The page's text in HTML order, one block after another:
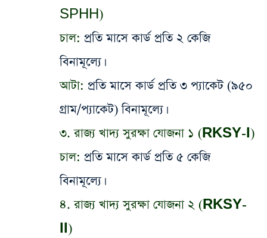
SPHH)
চাল: প্রতি মাসে কার্ড প্রতি ২ কেজি
বিনামূল্যে।
আটা: প্রতি মাসে কার্ড প্রতি ৩ প্যাকেট (৯৫০
গ্রাম/প্যাকেট) বিনামূল্যে।
৩. রাজ্য খাদ্য সুরক্ষা যোজনা ১ (RKSY-I)
চাল: প্রতি মাসে কার্ড প্রতি ৫ কেজি
বিনামূল্যে।
৪. রাজ্য খাদ্য সুরক্ষা যোজনা ২ (RKSY-
II)